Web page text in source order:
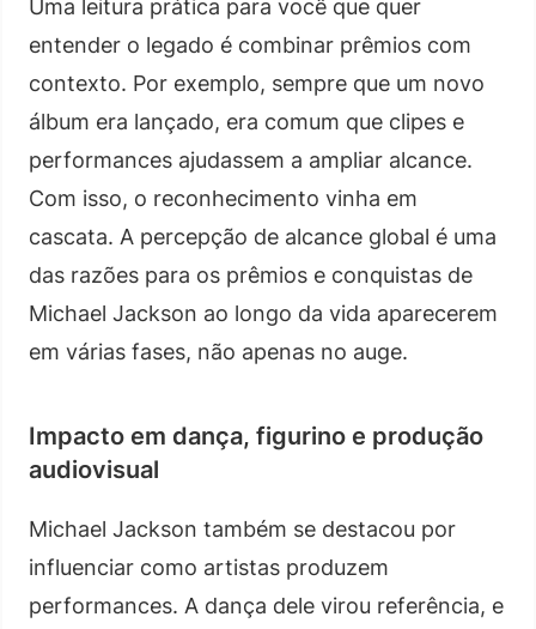
Uma leitura prática para você que quer
entender o legado é combinar prêmios com
contexto. Por exemplo, sempre que um novo
álbum era lançado, era comum que clipes e
performances ajudassem a ampliar alcance.
Com isso, o reconhecimento vinha em
cascata. A percepção de alcance global é uma
das razões para os prêmios e conquistas de
Michael Jackson ao longo da vida aparecerem
em várias fases, não apenas no auge.
Impacto em dança, figurino e produção
audiovisual
Michael Jackson também se destacou por
influenciar como artistas produzem
performances. A dança dele virou referência, e